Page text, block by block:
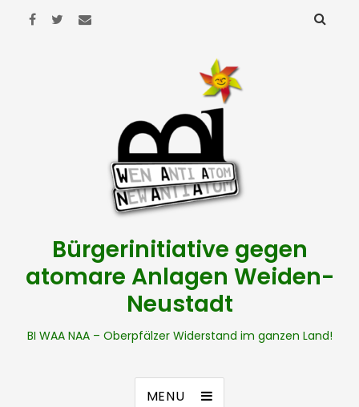
Bürgerinitiative gegen
atomare Anlagen Weiden-
Neustadt
BI WAA NAA – Oberpfälzer Widerstand im ganzen Land!
MENU